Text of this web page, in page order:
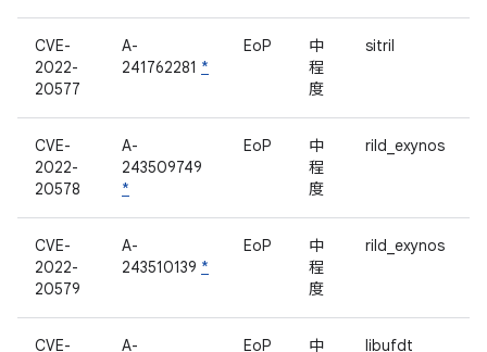
CVE-
2022-
20577
A-
241762281 *
EoP
中
程
度
sitril
CVE-
2022-
20578
A-
243509749
*
EoP
中
程
度
rild_exynos
CVE-
2022-
20579
A-
243510139 *
EoP
中
程
度
rild_exynos
CVE-
A-
EoP
中
libufdt